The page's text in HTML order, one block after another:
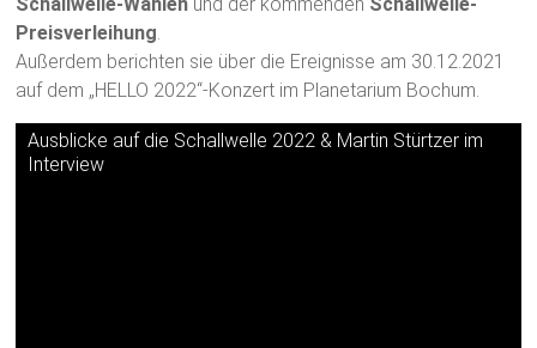
Preisverleihung
Außerdem berichten sie über die Ereignisse am 30.12.2021
auf dem „HELLO 2022“-Konzert im Planetarium Bochum.
Ausblicke auf die Schallwelle 2022 & Martin Stürtzer im
Interview